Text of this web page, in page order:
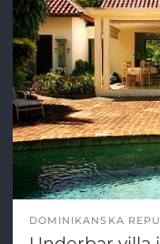
DOMINIKANSKA